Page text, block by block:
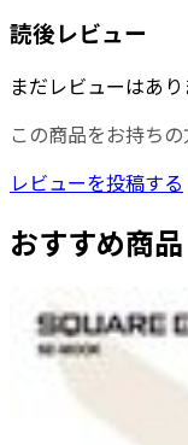
読後レビュー
まだレビューはあり
この商品をお持ち
レビューを投稿する
おすすめ商品